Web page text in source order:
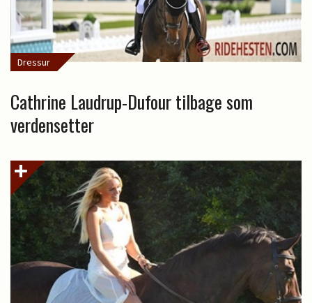
Dressur
Cathrine Laudrup-Dufour tilbage som
verdensetter